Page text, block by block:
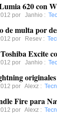
620 con
por Janhio :
de multa por
por Resev :
Excite
por Janhio :
por Alexz :
Fire para
por Alexz :